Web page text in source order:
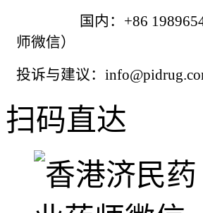
国内：+86
师微信）
投诉与建议：
扫码直达